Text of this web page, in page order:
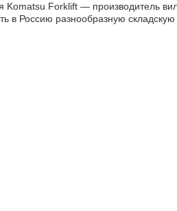
Komatsu Forklift — производитель
в Россию разнообразную